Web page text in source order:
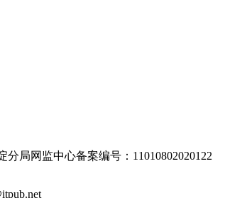
分局网监中心备案编号：11010802020122